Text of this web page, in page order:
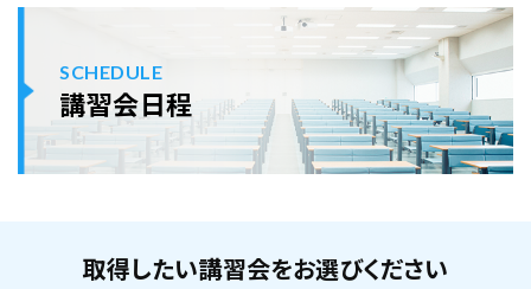
SCHEDULE
講習会日程
取得したい講習会をお選びください